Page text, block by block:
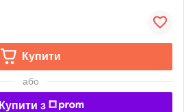
Купити
або
Купити з